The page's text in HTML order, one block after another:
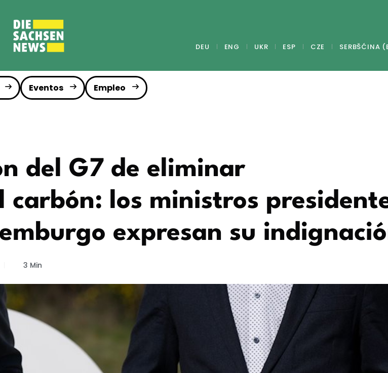
DEU ENG UKR ESP CZE SERBŠĆINA
Eventos Empleo
del G7 de eliminar
carbón: los ministros
expresan su
3 Min